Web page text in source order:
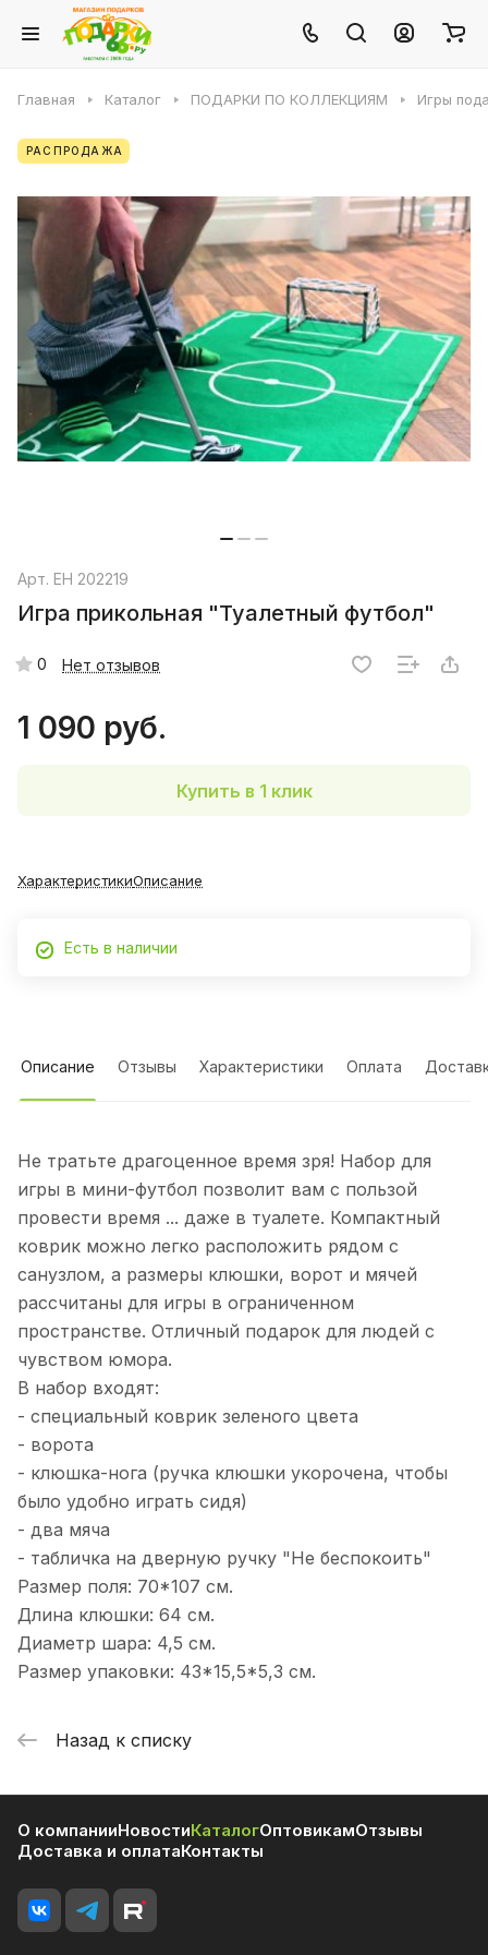
Главная Каталог ПОДАРКИ ПО КОЛЛЕКЦИЯМ Игры
РАСПРОДАЖА
Арт. EH 202219
Игра прикольная "Туалетный футбол"
0 Нет отзывов
1 090 руб.
Купить в 1 клик
ХарактеристикиОписание
Есть в наличии
Описание Отзывы Характеристики Оплата
Не тратьте драгоценное время зря! Набор для
игры в мини-футбол позволит вам с пользой
провести время ... даже в туалете. Компактный
коврик можно легко расположить рядом с
санузлом, а размеры клюшки, ворот и мячей
рассчитаны для игры в ограниченном
пространстве. Отличный подарок для людей с
чувством юмора.
В набор входят:
- специальный коврик зеленого цвета
- ворота
- клюшка-нога (ручка клюшки укорочена, чтобы
было удобно играть сидя)
- два мяча
- табличка на дверную ручку "Не беспокоить"
Размер поля: 70*107 см.
Длина клюшки: 64 см.
Диаметр шара: 4,5 см.
Размер упаковки: 43*15,5*5,3 см.
Назад к списку
О компанииНовостиКаталогОптовикамОтзывы
Доставка и оплатаКонтакты